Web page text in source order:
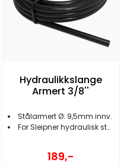
Hydraulikkslange
Armert 3/8''
Stålarmert Ø: 9,5mm innv.
For Sleipner hydraulisk styring
189,-